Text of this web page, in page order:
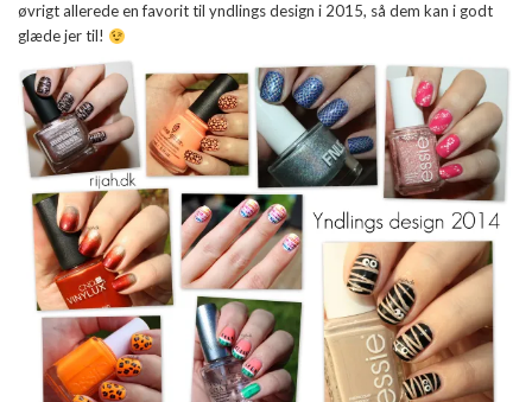
øvrigt allerede en favorit til yndlings design i 2015, så dem kan i godt
glæde jer til!